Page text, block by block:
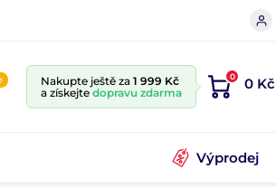
Nakupte ještě za 1 999 Kč
a získejte dopravu zdarma
0 0 Kč
Výprodej